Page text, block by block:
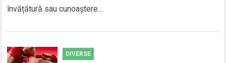
învățătură sau cunoaștere…
DIVERSE